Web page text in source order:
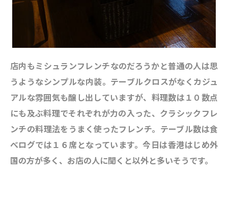
店内もミシュランフレンチなのだろうかと普通の人は思
うようなシンプルな内装。テーブルクロスがなくカジュ
アルな雰囲気も醸し出していますが、料理数は１０数点
にも及ぶ料理でそれぞれが力の入った、クラシックフレ
ンチの料理法をうまく使ったフレンチ。テーブル数は食
べログでは１６席となっています。今日は香港はじめ外
国の方が多く、お店の人に聞くと以外と多いそうです。